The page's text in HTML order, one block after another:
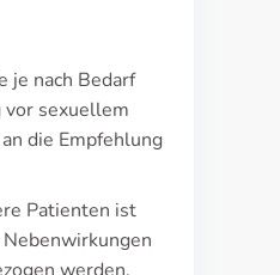
je nach Bedarf
vor sexuellem
die Empfehlung
Patienten ist